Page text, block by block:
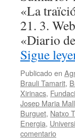
«La
21. 3.
«Diario
Sigue
Publicado en
Brauli Tamarit,
Xirinacs,
Josep Maria
Burguet, Natxo
Energia,
comentario